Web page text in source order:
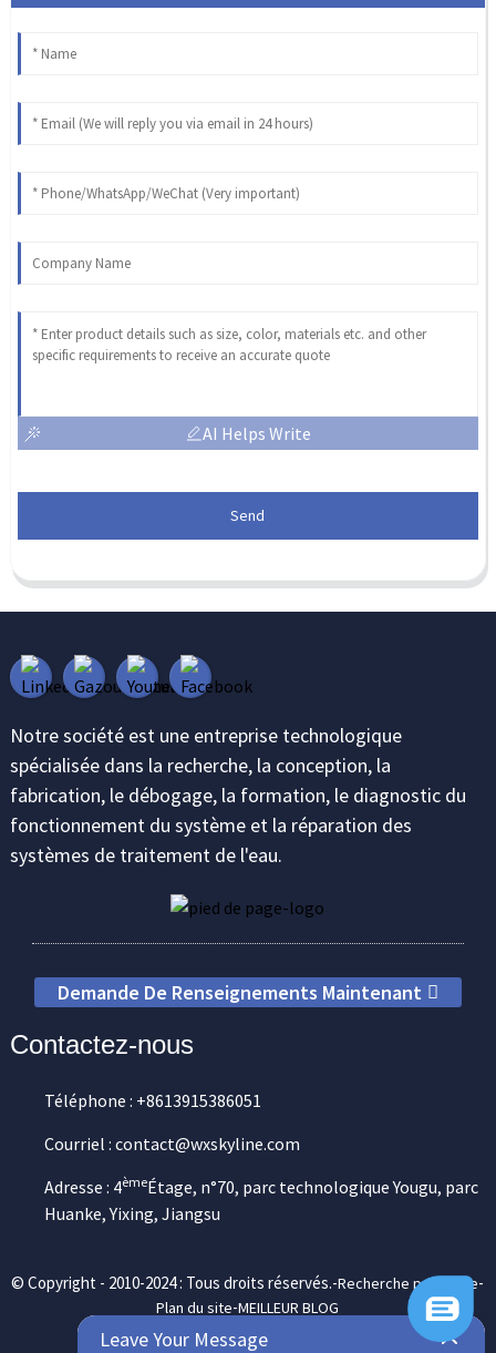
AI Helps Write
Send
Notre société est une entreprise technologique
spécialisée dans la recherche, la conception, la
fabrication, le débogage, la formation, le diagnostic du
fonctionnement du système et la réparation des
systèmes de traitement de l'eau.
Demande De Renseignements Maintenant
Contactez-nous
Téléphone : +8613915386051
Courriel : contact@wxskyline.com
Adresse : 4èmeÉtage, n°70, parc technologique Yougu, parc
Huanke, Yixing, Jiangsu
© Copyright - 2010-2024 : Tous droits réservés.-Recherche principale-
Plan du site-MEILLEUR BLOG
Leave Your Message